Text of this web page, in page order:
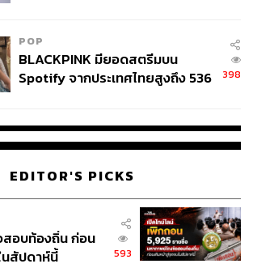
POP
BLACKPINK มียอดสตรีมบน
Spotify จากประเทศไทยสูงถึง 536
398
EDITOR'S PICKS
สอบท้องถิ่น ก่อน
สัปดาห์นี้
593